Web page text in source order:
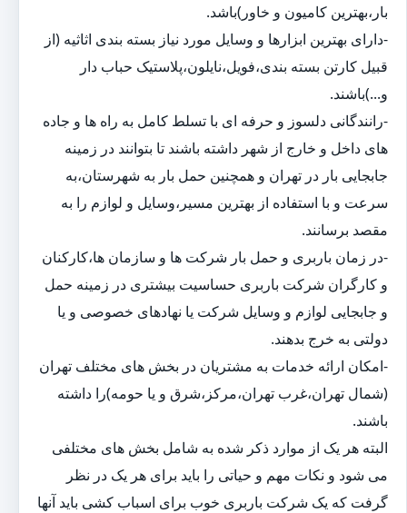
بار،بهترین کامیون و خاور)باشد.
-دارای بهترین ابزارها و وسایل مورد نیاز بسته بندی اثاثیه (از
قبیل کارتن بسته بندی،فویل،نایلون،پلاستیک حباب دار
و...)باشند.
-رانندگانی دلسوز و حرفه ای با تسلط کامل به راه ها و جاده
های داخل و خارج از شهر داشته باشند تا بتوانند در زمینه
جابجایی بار در تهران و همچنین حمل بار به شهرستان،به
سرعت و با استفاده از بهترین مسیر،وسایل و لوازم را به
مقصد برسانند.
-در زمان باربری و حمل بار شرکت ها و سازمان ها،کارکنان
و کارگران شرکت باربری حساسیت بیشتری در زمینه حمل
و جابجایی لوازم و وسایل شرکت یا نهادهای خصوصی و یا
دولتی به خرج بدهند.
-امکان ارائه خدمات به مشتریان در بخش های مختلف تهران
(شمال تهران،غرب تهران،مرکز،شرق و یا حومه)را داشته
باشند.
البته هر یک از موارد ذکر شده به شامل بخش های مختلفی
می شود و نکات مهم و حیاتی را باید برای هر یک در نظر
گرفت که یک شرکت باربری خوب برای اسباب کشی باید آنها